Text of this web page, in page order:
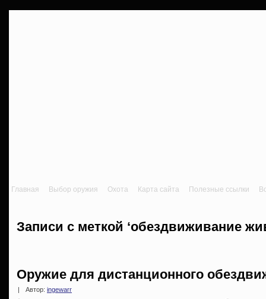
Главная Выбор оружия Охота Карта сайта Полезные ссылки
Записи с меткой ‘обездвиживание
Оружие для дистанционного
Автор: ingewarr